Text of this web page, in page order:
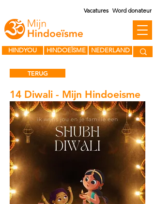
HINDOEÏSME
HINDYOU NEDERLAND
Vacatures Word donateur
TERUG
14 Diwali - Mijn Hindoeisme